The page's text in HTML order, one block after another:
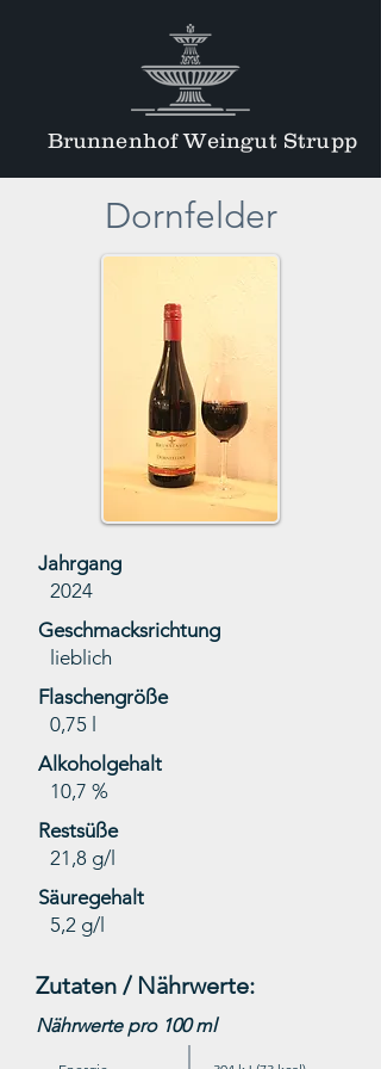
Brunnenhof Weingut Strupp
Dornfelder
Jahrgang
2024
Geschmacksrichtung
lieblich
Flaschengröße
0,75 l
Alkoholgehalt
10,7 %
Restsüße
21,8 g/l
Säuregehalt
5,2 g/l
Zutaten / Nährwerte:
Nährwerte pro 100 ml